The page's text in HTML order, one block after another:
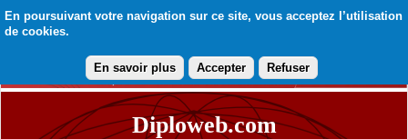
En poursuivant votre navigation sur ce site, vous acceptez l’utilisation
de cookies.
En savoir plus Accepter Refuser
Diploweb.com